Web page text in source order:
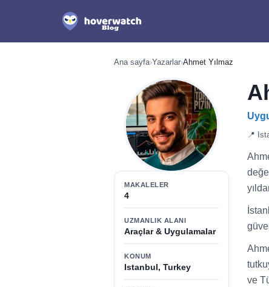
Ana sayfa›Yazarlar›Ahmet Yılmaz
MAKALELER
4
UZMANLIK ALANI
Araçlar & Uygulamalar
KONUM
Istanbul, Turkey
📍
ve